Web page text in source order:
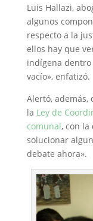
Luis Hallazi,
algunos
respecto a la
ellos hay que
indígena
vacío», enfatizó.
Alertó, además,
la Ley de
comunal, con la
solucionar
debate ahora».